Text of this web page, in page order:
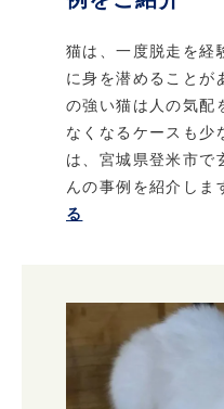
猫は、一度脱走を経
に身を潜めることが
の強い猫は人の気配
なくなるケースも少
は、宮城県登米市で
んの事例を紹介しま
る